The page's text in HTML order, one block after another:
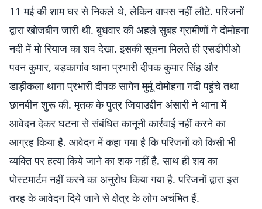
11 मई की शाम घर से निकले थे, लेकिन वापस नहीं लौटे. परिजनों
द्वारा खोजबीन जारी थी. बुधवार की अहले सुबह ग्रामीणों ने दोमोहना
नदी में मो रियाज का शव देखा. इसकी सूचना मिलते ही एसडीपीओ
पवन कुमार, बड़कागांव थाना प्रभारी दीपक कुमार सिंह और
डाड़ीकला थाना प्रभारी दीपक सागेन मुर्मू दोमोहना नदी पहुंचे तथा
छानबीन शुरू की. मृतक के पुत्र जियाउद्दीन अंसारी ने थाना में
आवेदन देकर घटना से संबंधित कानूनी कार्रवाई नहीं करने का
आग्रह किया है. आवेदन में कहा गया है कि परिजनों को किसी भी
व्यक्ति पर हत्या किये जाने का शक नहीं है. साथ ही शव का
पोस्टमार्टम नहीं करने का अनुरोध किया गया है. परिजनों द्वारा इस
तरह के आवेदन दिये जाने से क्षेत्र के लोग अचंभित हैं.